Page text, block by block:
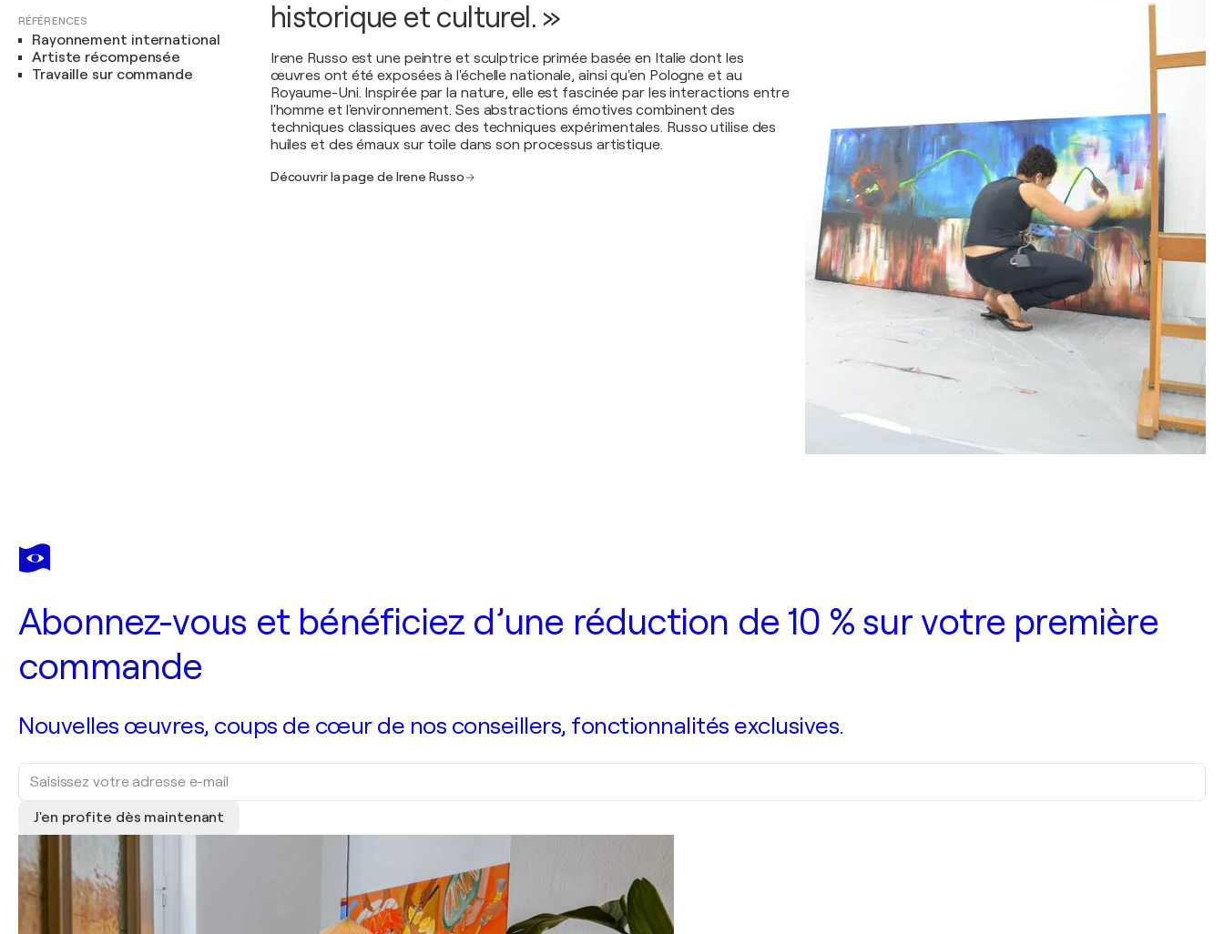
RÉFÉRENCES
Rayonnement international
Artiste récompensée
Travaille sur commande
historique et culturel. »
Irene Russo est une peintre et sculptrice primée basée en Italie dont les
œuvres ont été exposées à l'échelle nationale, ainsi qu'en Pologne et au
Royaume-Uni. Inspirée par la nature, elle est fascinée par les interactions entre
l'homme et l'environnement. Ses abstractions émotives combinent des
techniques classiques avec des techniques expérimentales. Russo utilise des
huiles et des émaux sur toile dans son processus artistique.
Découvrir la page de Irene Russo
Abonnez-vous et bénéficiez d’une réduction de 10 % sur votre première
commande
Nouvelles œuvres, coups de cœur de nos conseillers, fonctionnalités exclusives.
J'en profite dès maintenant